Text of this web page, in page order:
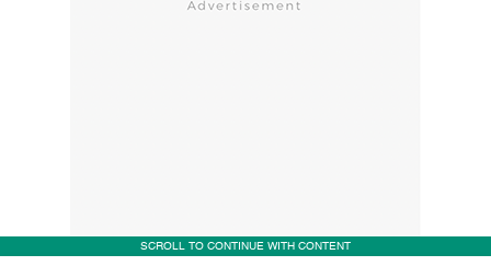
SCROLL TO CONTINUE WITH CONTENT